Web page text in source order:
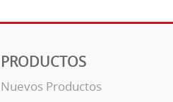
PRODUCTOS
Nuevos Productos